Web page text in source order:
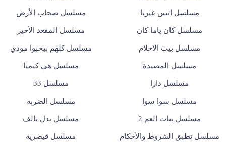
مسلسل اتنين غيرنا مسلسل صحاب الأرض
مسلسل كان ياما كان مسلسل المقعد الأخير
مسلسل بيت الاحلام مسلسل كلهم بيحبوا مودي
مسلسل المصيدة مسلسل هي كيميا
مسلسل دارا مسلسل 33
مسلسل سوا سوا مسلسل الضربة
مسلسل بنات العم 2 مسلسل بدل تالف
مسلسل تطبق الشروط والأحكام مسلسل قيصرية